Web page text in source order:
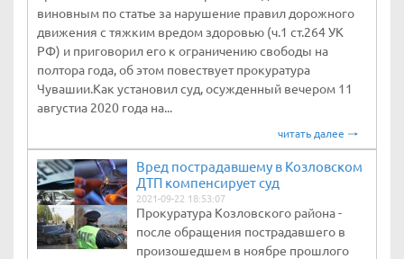
виновным по статье за нарушение правил дорожного
движения с тяжким вредом здоровью (ч.1 ст.264 УК
РФ) и приговорил его к ограничению свободы на
полтора года, об этом повествует прокуратура
Чувашии.Как установил суд, осужденный вечером 11
августиа 2020 года на...
читать далее
Вред пострадавшему в Козловском
ДТП компенсирует суд
2021-09-22 18:53:07
Прокуратура Козловского района -
после обращения пострадавшего в
произошедшем в ноябре прошлого